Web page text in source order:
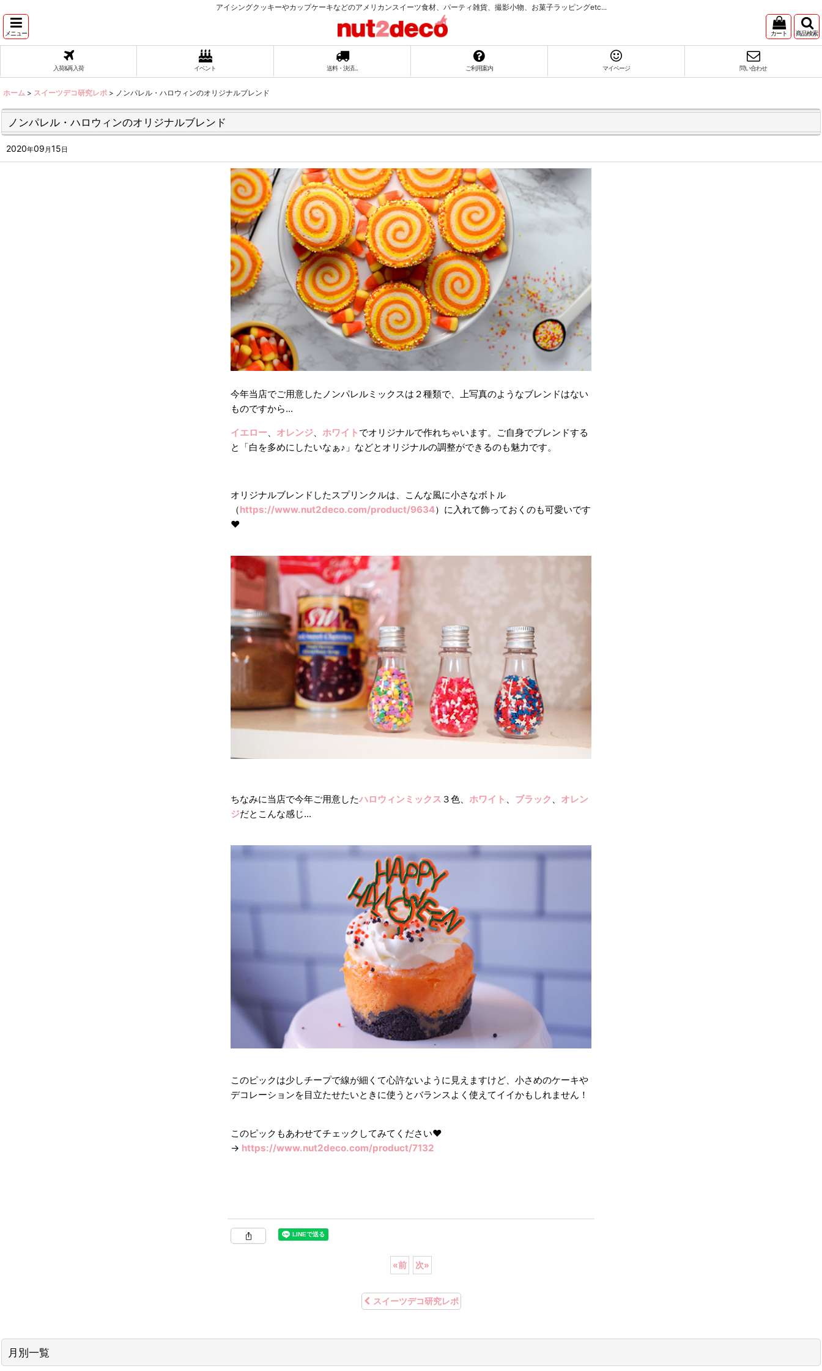
アイシングクッキーやカップケーキなどのアメリカンスイーツ食材、パーティ雑貨、撮影小物、お菓子ラッピングetc...
メニュー カート 商品検索
入荷&再入荷 イベント 送料・決済... ご利用案内 マイページ 問い合わせ
ホーム > スイーツデコ研究レポ > ノンパレル・ハロウィンのオリジナルブレンド
ノンパレル・ハロウィンのオリジナルブレンド
2020年09 月15日
今年当店でご用意したノンパレルミックスは２種類で、上写真のようなブレンドはない
ものですから...
イエロー オレンジ ホワイト でオリジナルで作れちゃいます。ご自身でブレンドする
と「白を多めにしたいなぁ♪」などとオリジナルの調整ができるのも魅力です。
オリジナルブレンドしたスプリンクルは、こんな風に小さなボトル
（https://www.nut2deco.com/product/9634）に入れて飾っておくのも可愛いです
❤︎
ちなみに当店で今年ご用意したハロウィンミックス ３色、 ホワイト 、 ブラック 、 オレン
ジだとこんな感じ...
このピックは少しチープで線が細くて心許ないように見えますけど、小さめのケーキや
デコレーションを目立たせたいときに使うとバランスよく使えてイイかもしれません！
このピックもあわせてチェックしてみてください❤︎
→ https://www.nut2deco.com/product/7132
«前 次»
スイーツデコ研究レポ
月別一覧